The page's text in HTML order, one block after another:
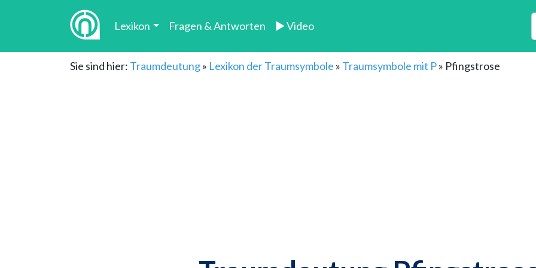
Lexikon Fragen & Antworten ► Video
Sie sind hier: Traumdeutung» Lexikon der Traumsymbole » Traumsymbole mit P» Pfingstrose